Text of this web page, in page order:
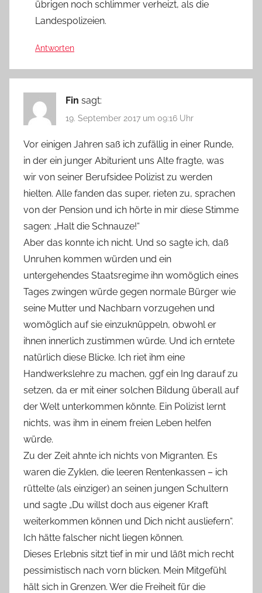
übrigen noch schlimmer verheizt, als die
Landespolizeien.
Antworten
Fin sagt:
19. September 2017 um 09:16 Uhr
Vor einigen Jahren saß ich zufällig in einer Runde,
in der ein junger Abiturient uns Alte fragte, was
wir von seiner Berufsidee Polizist zu werden
hielten. Alle fanden das super, rieten zu, sprachen
von der Pension und ich hörte in mir diese Stimme
sagen: „Halt die Schnauze!“
Aber das konnte ich nicht. Und so sagte ich, daß
Unruhen kommen würden und ein
untergehendes Staatsregime ihn womöglich eines
Tages zwingen würde gegen normale Bürger wie
seine Mutter und Nachbarn vorzugehen und
womöglich auf sie einzuknüppeln, obwohl er
ihnen innerlich zustimmen würde. Und ich erntete
natürlich diese Blicke. Ich riet ihm eine
Handwerkslehre zu machen, ggf ein Ing darauf zu
setzen, da er mit einer solchen Bildung überall auf
der Welt unterkommen könnte. Ein Polizist lernt
nichts, was ihm in einem freien Leben helfen
würde.
Zu der Zeit ahnte ich nichts von Migranten. Es
waren die Zyklen, die leeren Rentenkassen – ich
rüttelte (als einziger) an seinen jungen Schultern
und sagte „Du willst doch aus eigener Kraft
weiterkommen können und Dich nicht ausliefern“.
Ich hätte falscher nicht liegen können.
Dieses Erlebnis sitzt tief in mir und läßt mich recht
pessimistisch nach vorn blicken. Mein Mitgefühl
hält sich in Grenzen. Wer die Freiheit für die